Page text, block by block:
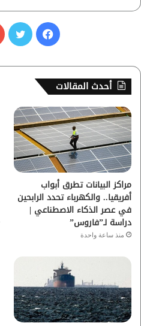
س
ب
و
ك
ر
أحدث المقالات
مراكز البيانات تطرق أبواب
أفريقيا.. والكهرباء تحدد الرابحين
في عصر الذكاء الاصطناعي |
دراسة لـ”فاروس”
منذ ساعة واحدة